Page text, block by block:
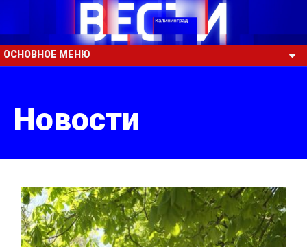
ОСНОВНОЕ МЕНЮ
Новости